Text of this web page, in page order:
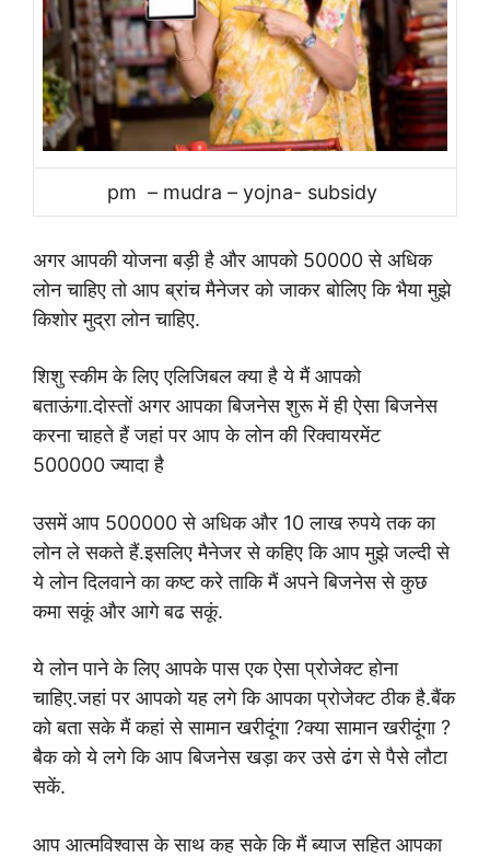
pm – mudra – yojna- subsidy
अगर आपकी योजना बड़ी है और आपको 50000 से अधिक
लोन चाहिए तो आप ब्रांच मैनेजर को जाकर बोलिए कि भैया मुझे
किशोर मुद्रा लोन चाहिए.
शिशु स्कीम के लिए एलिजिबल क्या है ये मैं आपको
बताऊंगा.दोस्तों अगर आपका बिजनेस शुरू में ही ऐसा बिजनेस
करना चाहते हैं जहां पर आप के लोन की रिक्वायरमेंट
500000 ज्यादा है
उसमें आप 500000 से अधिक और 10 लाख रुपये तक का
लोन ले सकते हैं.इसलिए मैनेजर से कहिए कि आप मुझे जल्दी से
ये लोन दिलवाने का कष्ट करे ताकि मैं अपने बिजनेस से कुछ
कमा सकूं और आगे बढ सकूं.
ये लोन पाने के लिए आपके पास एक ऐसा प्रोजेक्ट होना
चाहिए.जहां पर आपको यह लगे कि आपका प्रोजेक्ट ठीक है.बैंक
को बता सके मैं कहां से सामान खरीदूंगा ?क्या सामान खरीदूंगा ?
बैक को ये लगे कि आप बिजनेस खड़ा कर उसे ढंग से पैसे लौटा
सकें.
आप आत्मविश्वास के साथ कह सके कि मैं ब्याज सहित आपका